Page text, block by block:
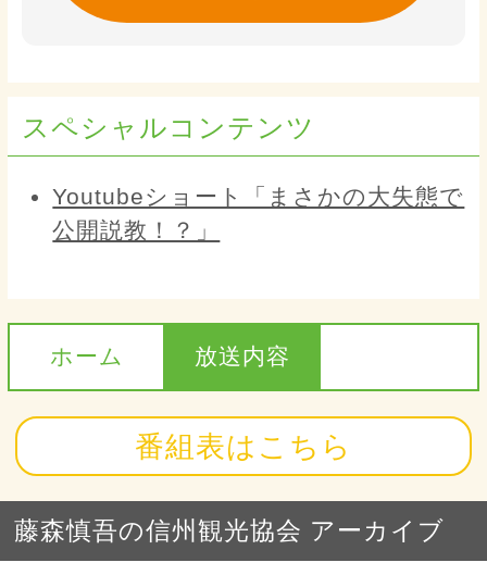
スペシャルコンテンツ
Youtubeショート「まさかの大失態で
公開説教！？」
ホーム 放送内容
番組表はこちら
藤森慎吾の信州観光協会 アーカイブ